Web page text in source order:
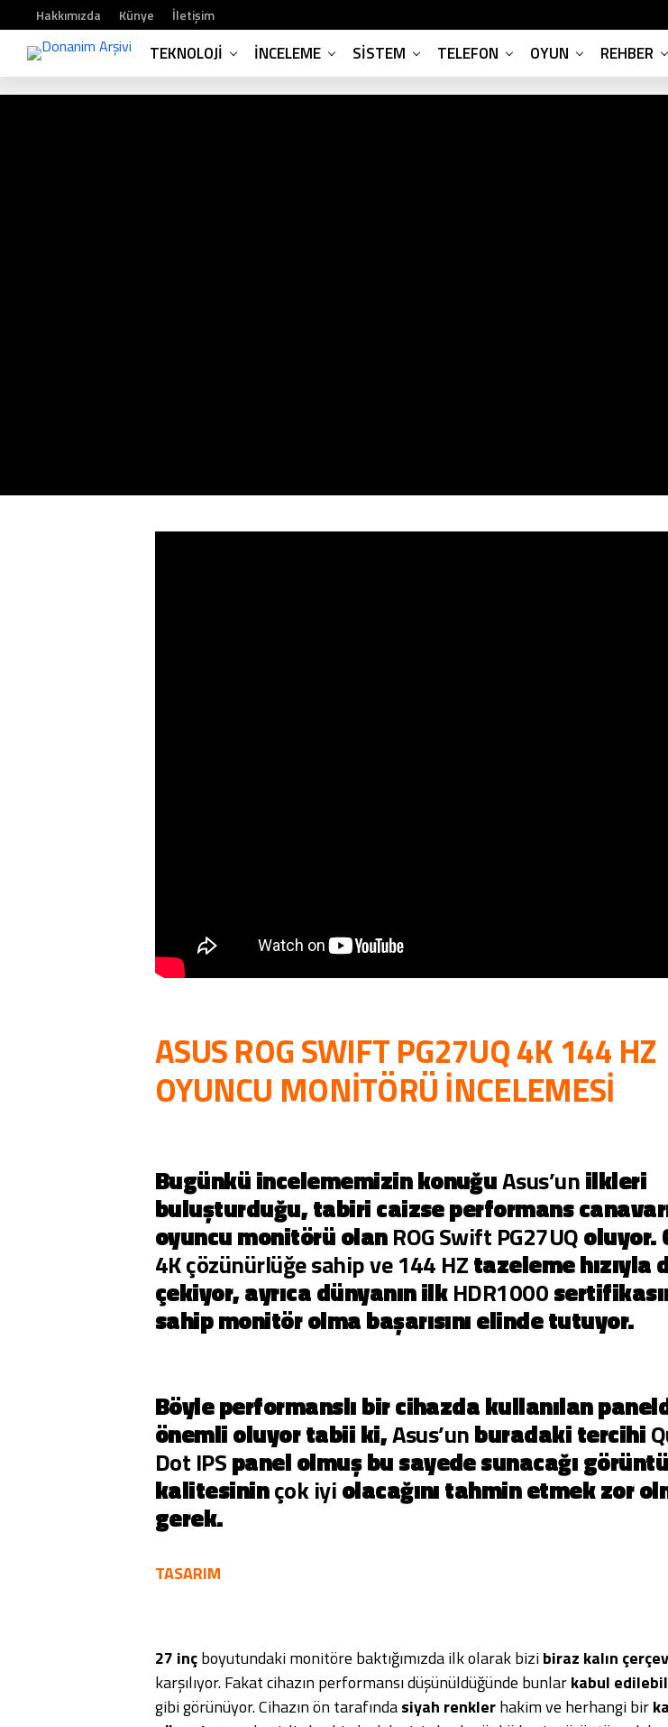
Hakkımızda Künye İletişim
TEKNOLOJI İNCELEME SISTEM TELEFON OYUN REHBER
ASUS ROG SWIFT PG27UQ 4K 144 HZ
OYUNCU MONİTÖRÜ İNCELEMESİ
Bugünkü incelememizin konuğuAsus’unilkleri
buluşturduğu, tabiri caizse performans
oyuncu monitörü olanROG Swift PG27UQoluyor.
4K çözünürlüğe sahip ve 144 HZtazeleme hızıyla
çekiyor, ayrıca dünyanın ilkHDR1000
sahip monitör olma başarısını elinde tutuyor.
Böyle performanslı bir cihazda kullanılan
önemli oluyor tabii ki,Asus’unburadaki tercihi
Dot IPSpanel olmuş bu sayede sunacağı görüntü
kalitesininçok iyiolacağını tahmin etmek zor
gerek.
TASARIM
27 inçboyutundaki monitöre baktığımızda ilk olarak bizibiraz kalın
karşılıyor. Fakat cihazın performansı düşünüldüğünde bunlarkabul
gibi görünüyor. Cihazın ön tarafındasiyah renklerhakim ve herhangi bir